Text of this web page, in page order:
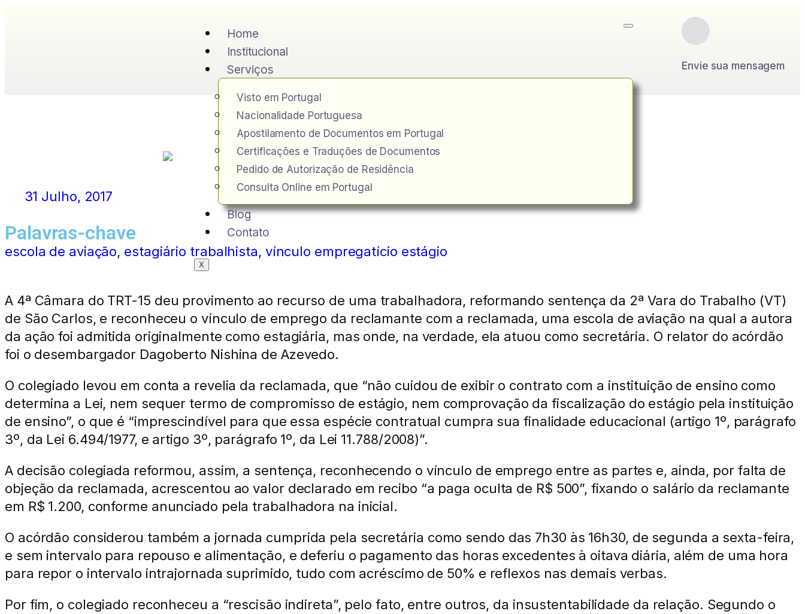
Home
Institucional
Serviços
Visto em Portugal
Nacionalidade Portuguesa
Apostilamento de Documentos em Portugal
Certificações e Traduções de Documentos
Pedido de Autorização de Residência
Consulta Online em Portugal
Blog
Contato
X
Envie sua mensagem
31 Julho, 2017
Palavras-chave
escola de aviação, estagiário trabalhista, vínculo empregatício estágio
A 4ª Câmara do TRT-15 deu provimento ao recurso de uma trabalhadora, reformando sentença da 2ª Vara do Trabalho (VT)
de São Carlos, e reconheceu o vínculo de emprego da reclamante com a reclamada, uma escola de aviação na qual a autora
da ação foi admitida originalmente como estagiária, mas onde, na verdade, ela atuou como secretária. O relator do acórdão
foi o desembargador Dagoberto Nishina de Azevedo.
O colegiado levou em conta a revelia da reclamada, que “não cuidou de exibir o contrato com a instituição de ensino como
determina a Lei, nem sequer termo de compromisso de estágio, nem comprovação da fiscalização do estágio pela instituição
de ensino”, o que é “imprescindível para que essa espécie contratual cumpra sua finalidade educacional (artigo 1º, parágrafo
3º, da Lei 6.494/1977, e artigo 3º, parágrafo 1º, da Lei 11.788/2008)”.
A decisão colegiada reformou, assim, a sentença, reconhecendo o vínculo de emprego entre as partes e, ainda, por falta de
objeção da reclamada, acrescentou ao valor declarado em recibo “a paga oculta de R$ 500”, fixando o salário da reclamante
em R$ 1.200, conforme anunciado pela trabalhadora na inicial.
O acórdão considerou também a jornada cumprida pela secretária como sendo das 7h30 às 16h30, de segunda a sexta-feira,
e sem intervalo para repouso e alimentação, e deferiu o pagamento das horas excedentes à oitava diária, além de uma hora
para repor o intervalo intrajornada suprimido, tudo com acréscimo de 50% e reflexos nas demais verbas.
Por fim, o colegiado reconheceu a “rescisão indireta”, pelo fato, entre outros, da insustentabilidade da relação. Segundo o